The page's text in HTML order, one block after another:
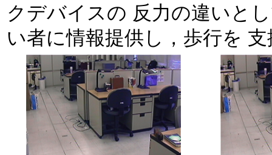
クデバイスの 反力の違いと
い者に情報提供し，歩行を